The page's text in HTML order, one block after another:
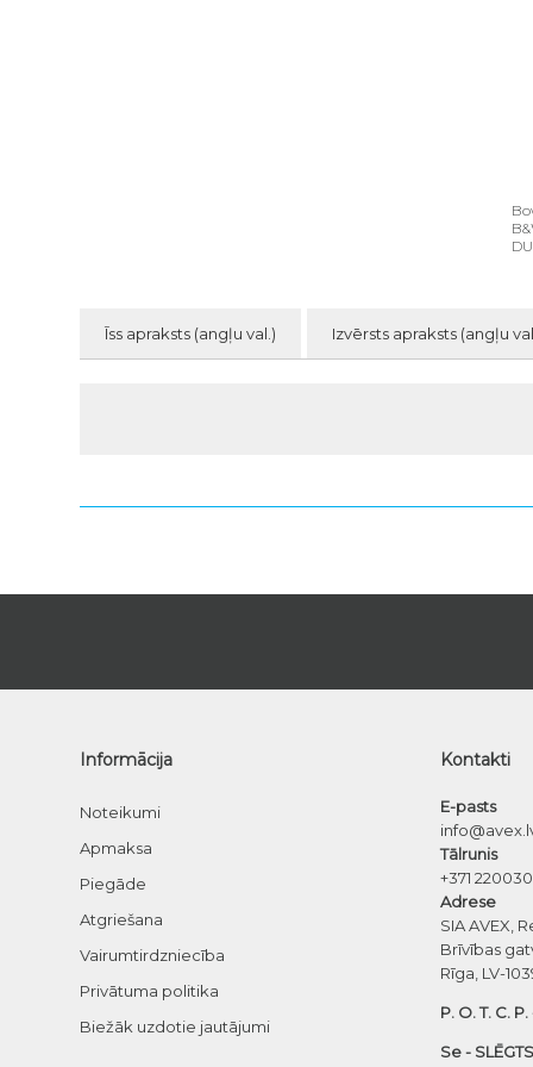
Īss apraksts (angļu val.) Izvērsts apraksts (angļu
Informācija
Noteikumi
Apmaksa
Piegāde
Atgriešana
Vairumtirdzniecība
Privātuma politika
Biežāk uzdotie jautājumi
Kontakti
E-pasts
Tālrunis
+371
Adrese
SIA AVEX,
Brīvības
Rīga, LV-
P. O. T. C.
Se -